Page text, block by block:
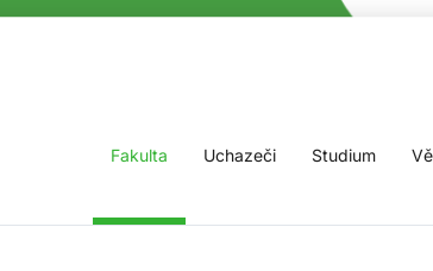
Fakulta Uchazeči Studium